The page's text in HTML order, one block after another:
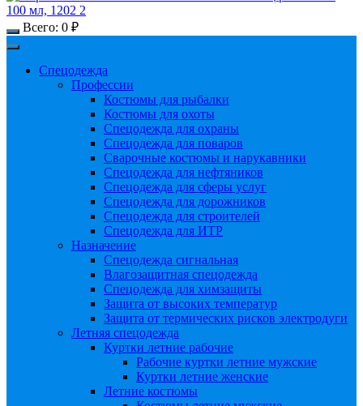
Всего: 0 ₽
Спецодежда
Профессии
Костюмы для рыбалки
Костюмы для охоты
Спецодежда для охраны
Спецодежда для поваров
Сварочные костюмы и нарукавники
Спецодежда для нефтяников
Спецодежда для сферы услуг
Спецодежда для дорожников
Спецодежда для строителей
Спецодежда для ИТР
Назначение
Спецодежда сигнальная
Влагозащитная спецодежда
Спецодежда для химзащиты
Защита от высоких температур
Защита от термических рисков электродуги
Летняя спецодежда
Куртки летние рабочие
Рабочие куртки летние мужские
Куртки летние женские
Летние костюмы